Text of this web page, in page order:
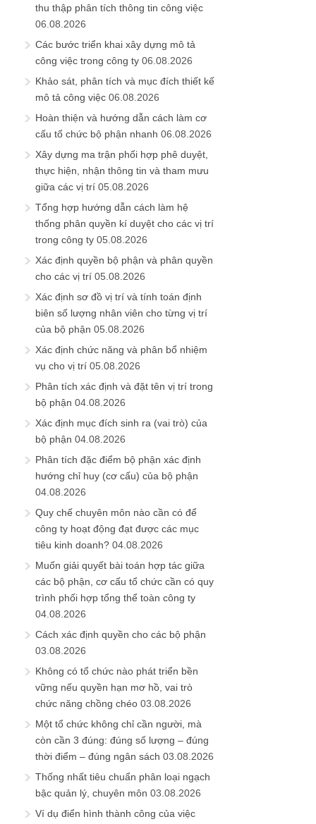
thu thập phân tích thông tin công việc
06.08.2026
Các bước triển khai xây dựng mô tả
công việc trong công ty 06.08.2026
Khảo sát, phân tích và mục đích thiết kế
mô tả công việc 06.08.2026
Hoàn thiện và hướng dẫn cách làm cơ
cấu tổ chức bộ phận nhanh 06.08.2026
Xây dựng ma trận phối hợp phê duyệt,
thực hiện, nhận thông tin và tham mưu
giữa các vị trí 05.08.2026
Tổng hợp hướng dẫn cách làm hệ
thống phân quyền kí duyệt cho các vị trí
trong công ty 05.08.2026
Xác định quyền bộ phận và phân quyền
cho các vị trí 05.08.2026
Xác định sơ đồ vị trí và tính toán định
biên số lượng nhân viên cho từng vị trí
của bộ phận 05.08.2026
Xác định chức năng và phân bổ nhiệm
vụ cho vị trí 05.08.2026
Phân tích xác định và đặt tên vị trí trong
bộ phận 04.08.2026
Xác định mục đích sinh ra (vai trò) của
bộ phận 04.08.2026
Phân tích đặc điểm bộ phận xác định
hướng chỉ huy (cơ cấu) của bộ phận
04.08.2026
Quy chế chuyên môn nào cần có để
công ty hoạt động đạt được các mục
tiêu kinh doanh? 04.08.2026
Muốn giải quyết bài toán hợp tác giữa
các bộ phận, cơ cấu tổ chức cần có quy
trình phối hợp tổng thể toàn công ty
04.08.2026
Cách xác định quyền cho các bộ phận
03.08.2026
Không có tổ chức nào phát triển bền
vững nếu quyền hạn mơ hồ, vai trò
chức năng chồng chéo 03.08.2026
Một tổ chức không chỉ cần người, mà
còn cần 3 đúng: đúng số lượng – đúng
thời điểm – đúng ngân sách 03.08.2026
Thống nhất tiêu chuẩn phân loại ngạch
bậc quản lý, chuyên môn 03.08.2026
Ví dụ điển hình thành công của việc